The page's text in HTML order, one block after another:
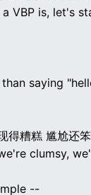
VBP is, let's
saying
得糟糕 尴尬还
clumsy,
--